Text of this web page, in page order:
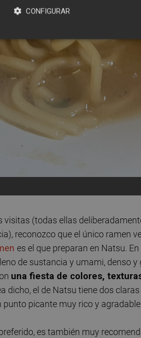
visitas (todas ellas
reconozco que el único ramen
es el que preparan en Natsu.
de sustancia y umami, denso
una fiesta de colores,
dicho, el de Natsu tiene dos
picante muy rico y
es también muy
CONFIGURAR